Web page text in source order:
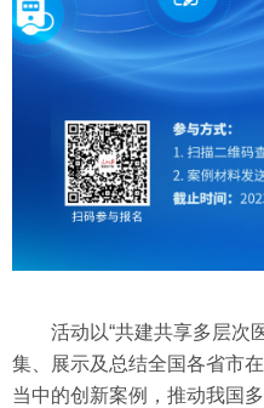
活动以“共建共享多层次
集、展示及总结全国各省市
当中的创新案例，推动我国